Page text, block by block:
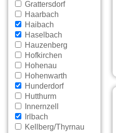
Grattersdorf
Haarbach
Haibach
Haselbach
Hauzenberg
Hofkirchen
Hohenau
Hohenwarth
Hunderdorf
Hutthurm
Innernzell
Irlbach
Kellberg/Thyrnau